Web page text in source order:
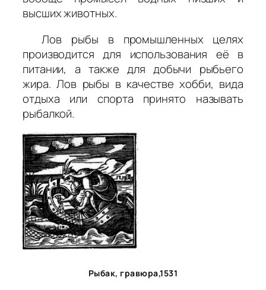
высших животных.
Лов рыбы в промышленных целях
производится для использования её в
питании, а также для добычи рыбьего
жира. Лов рыбы в качестве хобби, вида
отдыха или спорта принято называть
рыбалкой.
Рыбак, гравюра,1531